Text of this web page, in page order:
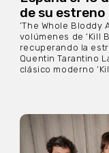
de su estreno
‘The Whole
volúmenes de ‘Kill
recuperando la
Quentin Tarantino
clásico moderno